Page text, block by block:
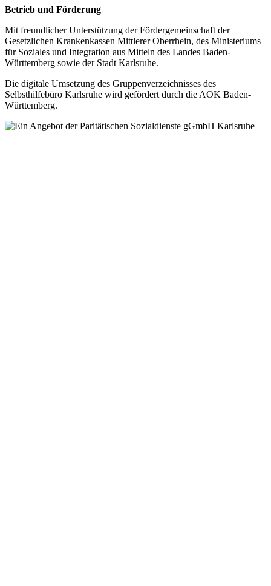
Betrieb und Förderung
Mit freundlicher Unterstützung der Fördergemeinschaft der
Gesetzlichen Krankenkassen Mittlerer Oberrhein, des Ministeriums
für Soziales und Integration aus Mitteln des Landes Baden-
Württemberg sowie der Stadt Karlsruhe.
Die digitale Umsetzung des Gruppen­verzeichnisses des
Selbsthilfebüro Karlsruhe wird gefördert durch die AOK Baden-
Württemberg.